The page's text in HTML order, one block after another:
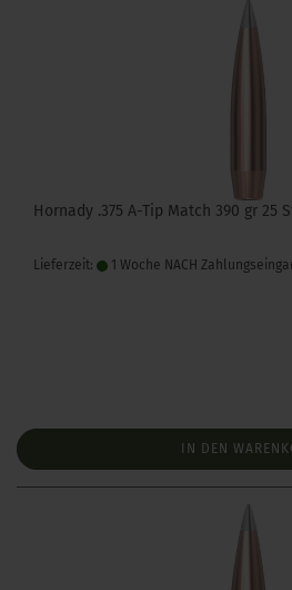
Hornady .375 A-Tip Match 390 gr 25
Lieferzeit: 1 Woche NACH
IN DEN